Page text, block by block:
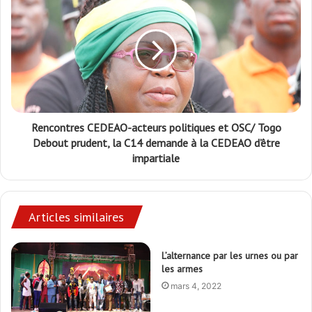
Rencontres CEDEAO-acteurs politiques et OSC/ Togo
Debout prudent, la C14 demande à la CEDEAO d’être
impartiale
Articles similaires
L’alternance par les urnes ou par
les armes
mars 4, 2022